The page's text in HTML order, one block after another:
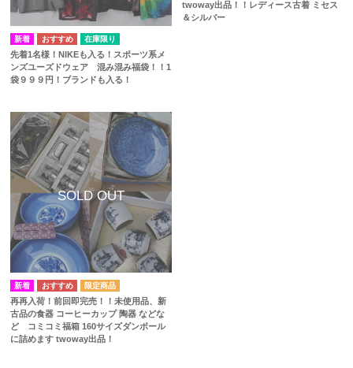
在庫限り
先着1名様！NIKEも入る！スポーツ系メ
ンズユーズドウェア 混み混み福袋！！1
袋９９９円！ブランドも入る！
twoway出品！！レディース古着 ミセス
＆シルバー
再再入荷！前回即完売！！未使用品、新
古品の食器 コーヒーカップ 陶器 などな
ど コミコミ福箱 160サイズダンボール
に詰めます twoway出品！